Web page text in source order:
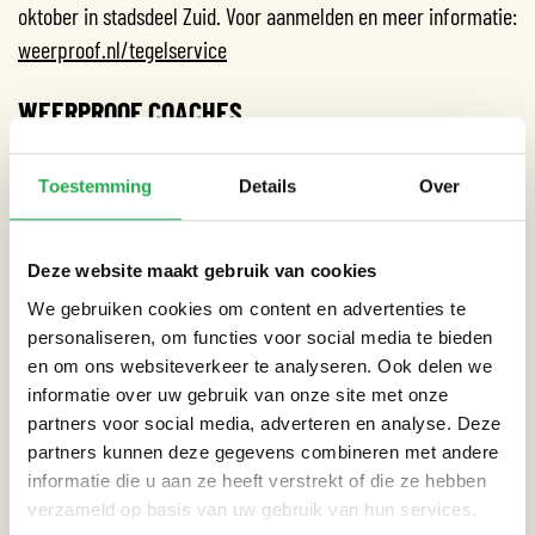
Toestemming Details Over
Deze website maakt gebruik van cookies
We gebruiken cookies om content en advertenties te
personaliseren, om functies voor social media te bieden
en om ons websiteverkeer te analyseren. Ook delen we
informatie over uw gebruik van onze site met onze
partners voor social media, adverteren en analyse. Deze
partners kunnen deze gegevens combineren met andere
informatie die u aan ze heeft verstrekt of die ze hebben
verzameld op basis van uw gebruik van hun services.
oktober in stadsdeel Zuid. Voor aanmelden en meer informatie:
weerproof.nl/tegelservice
WEERPROOF COACHES
Ze zijn al even actief in de Rivierenbuurt, maar we stellen ze
toch nog even voor: de Weerproof Coaches. Wil je ook aan de
slag met meer groen in uw tuin, maar wil je graag persoonlijk
advies? Maak dan gratis gebruik van de Weerproof Coaches. Zij
weten precies hoe je een tuin klaarmaken voor flinke
regenbuien, droogte of juist hele hete dagen. De coaches
brengen in kaart wat de knelpunten en mogelijkheden zijn.
Tijdens de acties in de wijk zijn ze aanwezig om je te voorzien
van advies.
MET DEZE PARTNERS WERKEN WE SAMEN